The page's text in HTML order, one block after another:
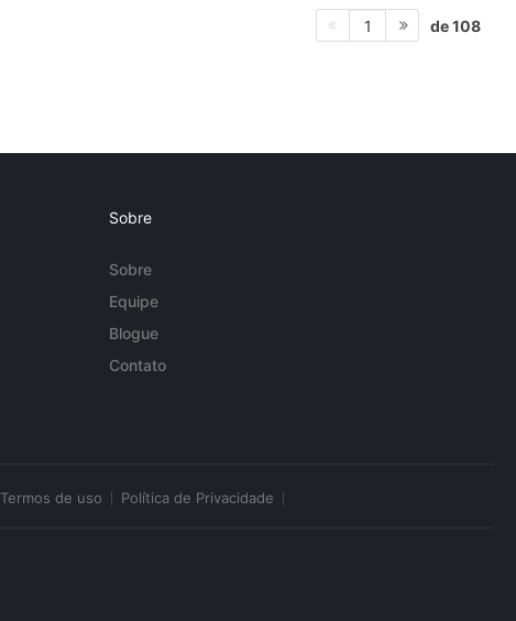
1 de 108
Sobre
Sobre
Equipe
Blogue
Contato
Termos de uso Política de Privacidade